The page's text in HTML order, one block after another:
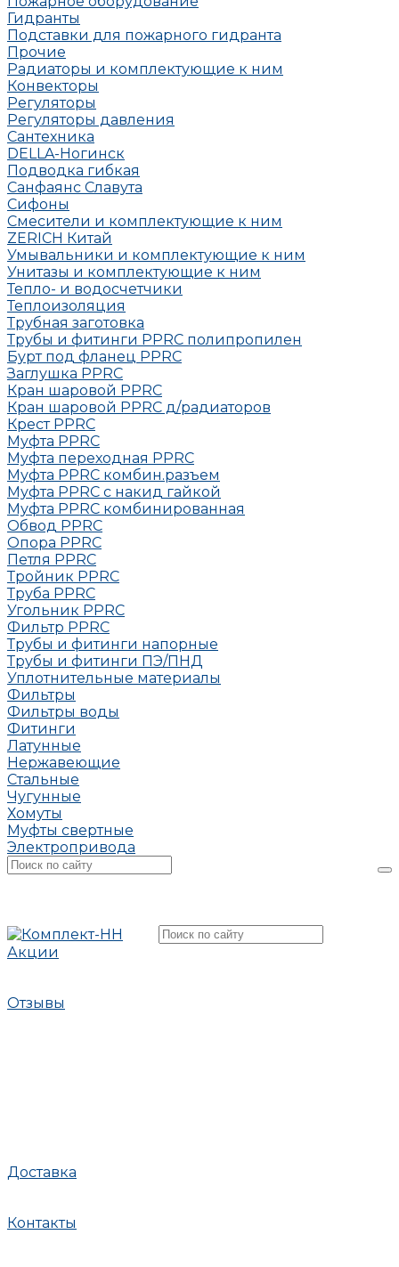
Гидранты
Подставки для пожарного гидранта
Прочие
Радиаторы и комплектующие к ним
Конвекторы
Регуляторы
Регуляторы давления
Сантехника
DELLA-Ногинск
Подводка гибкая
Санфаянс Славута
Сифоны
Смесители и комплектующие к ним
ZERICH Китай
Умывальники и комплектующие к ним
Унитазы и комплектующие к ним
Тепло- и водосчетчики
Теплоизоляция
Трубная заготовка
Трубы и фитинги PPRC полипропилен
Бурт под фланец РРRC
Заглушка РРRC
Кран шаровой PPRC
Кран шаровой PPRC д/радиаторов
Крест PPRC
Муфта PPRC
Муфта переходная PPRC
Муфта РРRC комбин.разъем
Муфта PPRC с накид гайкой
Муфта РРRC комбинированная
Обвод РРRC
Опора РРRC
Петля РРRC
Тройник РРRC
Труба РРRC
Угольник РРRC
Фильтр PPRC
Трубы и фитинги напорные
Трубы и фитинги ПЭ/ПНД
Уплотнительные материалы
Фильтры
Фильтры воды
Фитинги
Латунные
Нержавеющие
Стальные
Чугунные
Хомуты
Муфты свертные
Электропривода
Акции
Отзывы
Доставка
Контакты